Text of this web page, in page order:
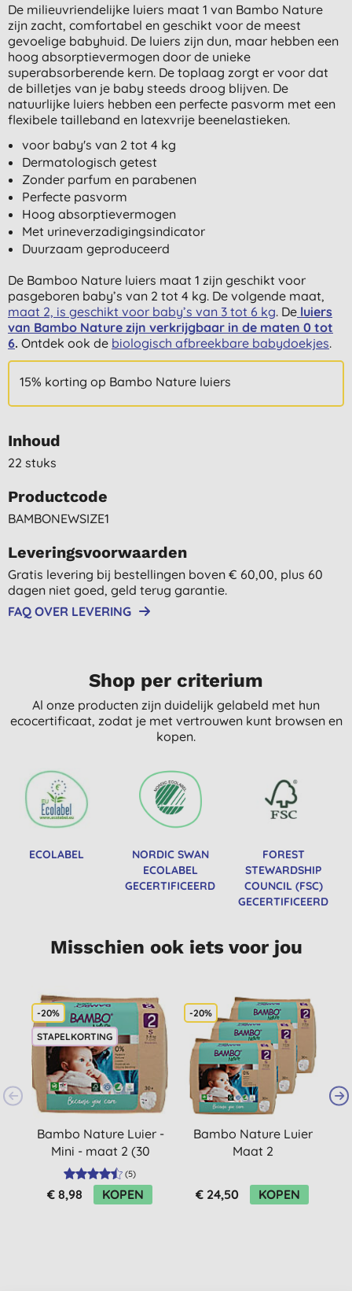
De milieuvriendelijke luiers maat 1 van Bambo Nature
zijn zacht, comfortabel en geschikt voor de meest
gevoelige babyhuid. De luiers zijn dun, maar hebben een
hoog absorptievermogen door de unieke
superabsorberende kern. De toplaag zorgt er voor dat
de billetjes van je baby steeds droog blijven. De
natuurlijke luiers hebben een perfecte pasvorm met een
flexibele tailleband en latexvrije beenelastieken.
voor baby's van 2 tot 4 kg
Dermatologisch getest
Zonder parfum en parabenen
Perfecte pasvorm
Hoog absorptievermogen
Met urineverzadigingsindicator
Duurzaam geproduceerd
De Bamboo Nature luiers maat 1 zijn geschikt voor
pasgeboren baby’s van 2 tot 4 kg. De volgende maat,
maat 2, is geschikt voor baby’s van 3 tot 6 kg. De luiers
van Bambo Nature zijn verkrijgbaar in de maten 0 tot
6. Ontdek ook de biologisch afbreekbare babydoekjes.
15% korting op Bambo Nature luiers
Inhoud
22 stuks
Productcode
BAMBONEWSIZE1
Leveringsvoorwaarden
Gratis levering bij bestellingen boven € 60,00, plus 60
dagen niet goed, geld terug garantie.
FAQ OVER LEVERING
Shop per criterium
Al onze producten zijn duidelijk gelabeld met hun
ecocertificaat, zodat je met vertrouwen kunt browsen en
kopen.
ECOLABEL
NORDIC SWAN
ECOLABEL
GECERTIFICEERD
FOREST
STEWARDSHIP
COUNCIL (FSC)
GECERTIFICEERD
Misschien ook iets voor jou
-20%
STAPELKORTING
Bambo Nature Luier -
Mini - maat 2 (30
stuks) (5)
€ 8,98 KOPEN
-20%
Bambo Nature Luier
Maat 2
(90 stuks)
€ 24,50 KOPEN